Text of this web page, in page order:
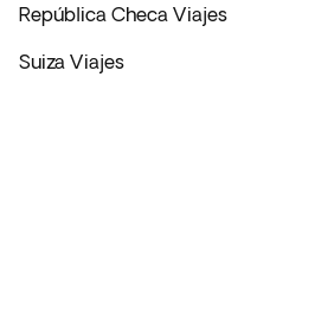
República Checa Viajes
Suiza Viajes